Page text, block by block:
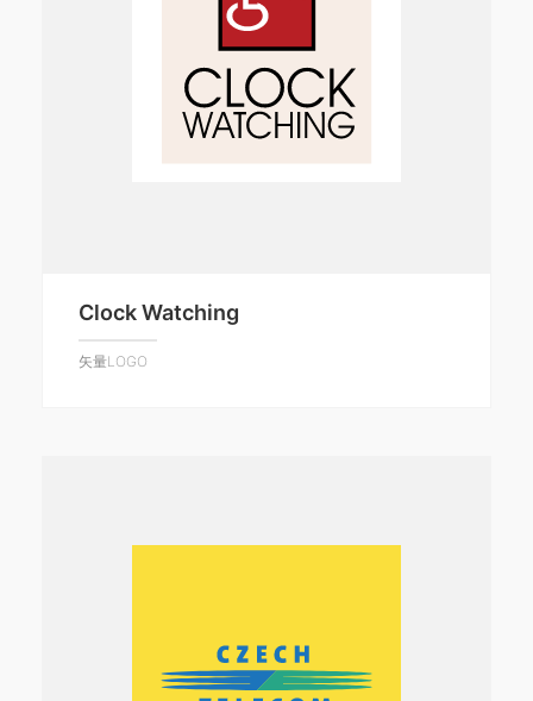
Clock Watching
矢量LOGO